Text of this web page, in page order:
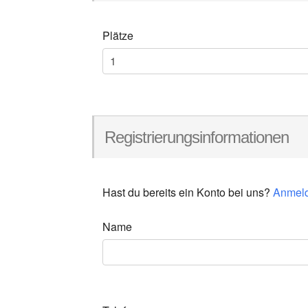
Plätze
Registrierungsinformationen
Hast du bereits ein Konto bei uns?
Name